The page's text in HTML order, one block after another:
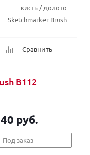
кисть / долото
Sketchmarker Brush
Сравнить
B112
руб.
Под заказ